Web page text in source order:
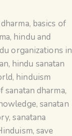
, basics of
, hindu and
organizations in
, hindu sanatan
, hinduism
sanatan dharma,
, sanatan
,sanatana
, save